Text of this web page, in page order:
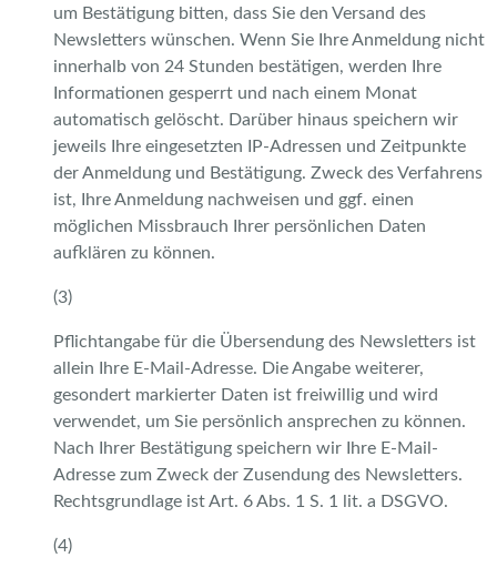
um Bestätigung bitten, dass Sie den Versand des
Newsletters wünschen. Wenn Sie Ihre Anmeldung nicht
innerhalb von 24 Stunden bestätigen, werden Ihre
Informationen gesperrt und nach einem Monat
automatisch gelöscht. Darüber hinaus speichern wir
jeweils Ihre eingesetzten IP-Adressen und Zeitpunkte
der Anmeldung und Bestätigung. Zweck des Verfahrens
ist, Ihre Anmeldung nachweisen und ggf. einen
möglichen Missbrauch Ihrer persönlichen Daten
aufklären zu können.
(3)
Pflichtangabe für die Übersendung des Newsletters ist
allein Ihre E-Mail-Adresse. Die Angabe weiterer,
gesondert markierter Daten ist freiwillig und wird
verwendet, um Sie persönlich ansprechen zu können.
Nach Ihrer Bestätigung speichern wir Ihre E-Mail-
Adresse zum Zweck der Zusendung des Newsletters.
Rechtsgrundlage ist Art. 6 Abs. 1 S. 1 lit. a DSGVO.
(4)